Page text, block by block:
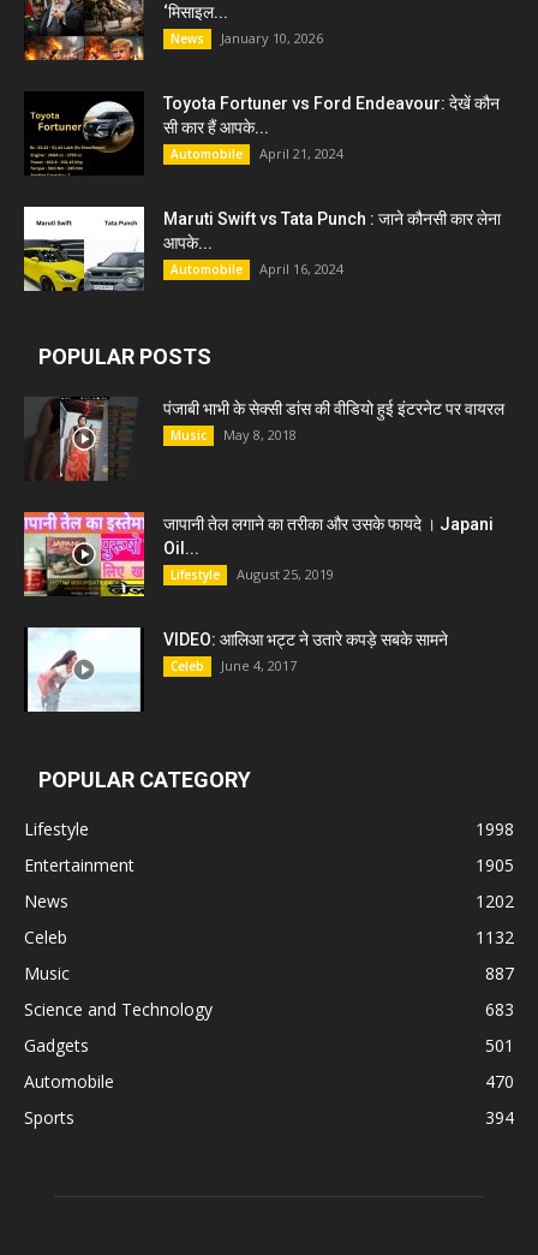
‘मिसाइल...
News January 10, 2026
Toyota Fortuner vs Ford Endeavour: देखें कौन
सी कार हैं आपके...
Automobile April 21, 2024
Maruti Swift vs Tata Punch : जाने कौनसी कार लेना
आपके...
Automobile April 16, 2024
POPULAR POSTS
पंजाबी भाभी के सेक्सी डांस की वीडियो हुई इंटरनेट पर वायरल
Music May 8, 2018
जापानी तेल लगाने का तरीका और उसके फायदे । Japani
Oil...
Lifestyle August 25, 2019
VIDEO: आलिआ भट्ट ने उतारे कपड़े सबके सामने
Celeb June 4, 2017
POPULAR CATEGORY
Lifestyle
1998
Entertainment
1905
News
1202
Celeb
1132
Music
887
Science and Technology
683
Gadgets
501
Automobile
470
Sports
394